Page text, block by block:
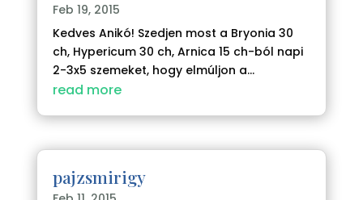
Feb 19, 2015
Kedves Anikó! Szedjen most a Bryonia 30
ch, Hypericum 30 ch, Arnica 15 ch-ból napi
2-3x5 szemeket, hogy elmúljon a...
read more
pajzsmirigy